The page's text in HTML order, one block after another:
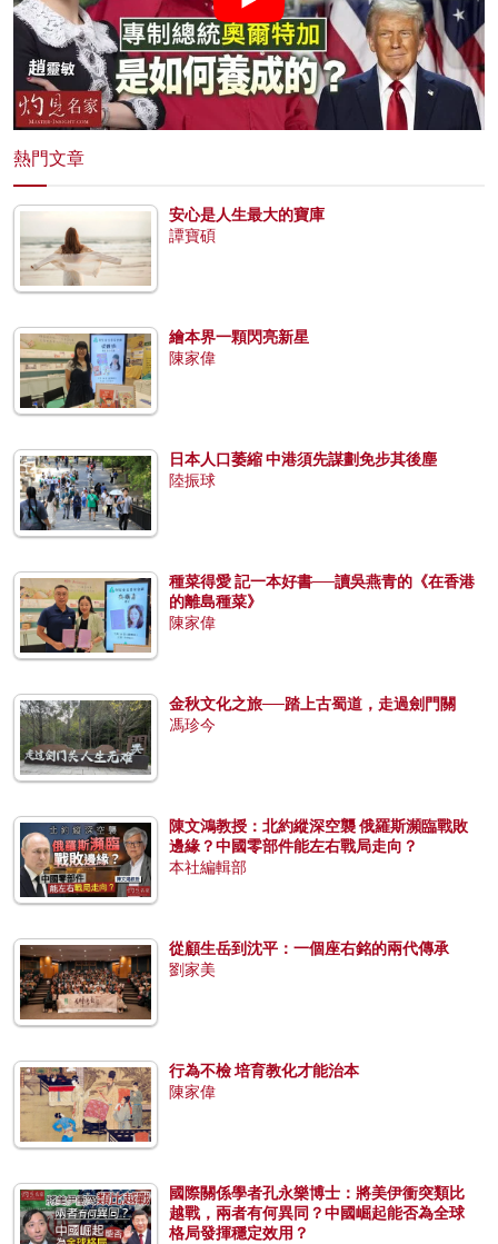
熱門文章
安心是人生最大的寶庫
譚寶碩
繪本界一顆閃亮新星
陳家偉
日本人口萎縮 中港須先謀劃免步其後塵
陸振球
種菜得愛 記一本好書──讀吳燕青的《在香港
的離島種菜》
陳家偉
金秋文化之旅──踏上古蜀道，走過劍門關
馮珍今
陳文鴻教授：北約縱深空襲 俄羅斯瀕臨戰敗
邊緣？中國零部件能左右戰局走向？
本社編輯部
從顧生岳到沈平：一個座右銘的兩代傳承
劉家美
行為不檢 培育教化才能治本
陳家偉
國際關係學者孔永樂博士：將美伊衝突類比
越戰，兩者有何異同？中國崛起能否為全球
格局發揮穩定效用？